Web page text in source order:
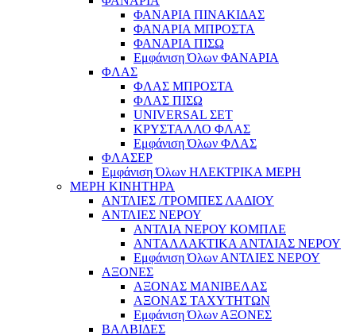
ΦΑΝΑΡΙΑ ΠΙΝΑΚΙΔΑΣ
ΦΑΝΑΡΙΑ ΜΠΡΟΣΤΑ
ΦΑΝΑΡΙΑ ΠΙΣΩ
Εμφάνιση Όλων ΦΑΝΑΡΙΑ
ΦΛΑΣ
ΦΛΑΣ ΜΠΡΟΣΤΑ
ΦΛΑΣ ΠΙΣΩ
UNIVERSAL ΣΕΤ
ΚΡΥΣΤΑΛΛΟ ΦΛΑΣ
Εμφάνιση Όλων ΦΛΑΣ
ΦΛΑΣΕΡ
Εμφάνιση Όλων ΗΛΕΚΤΡΙΚΑ ΜΕΡΗ
ΜΕΡΗ ΚΙΝΗΤΗΡΑ
ΑΝΤΛΙΕΣ /ΤΡΟΜΠΕΣ ΛΑΔΙΟΥ
ΑΝΤΛΙΕΣ ΝΕΡΟΥ
ΑΝΤΛΙΑ ΝΕΡΟΥ ΚΟΜΠΛΕ
ΑΝΤΑΛΛΑΚΤΙΚΑ ΑΝΤΛΙΑΣ ΝΕΡΟΥ
Εμφάνιση Όλων ΑΝΤΛΙΕΣ ΝΕΡΟΥ
ΑΞΟΝΕΣ
ΑΞΟΝΑΣ ΜΑΝΙΒΕΛΑΣ
ΑΞΟΝΑΣ ΤΑΧΥΤΗΤΩΝ
Εμφάνιση Όλων ΑΞΟΝΕΣ
ΒΑΛΒΙΔΕΣ